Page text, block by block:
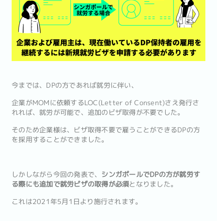
今までは、DPの方であれば就労に伴い、
企業がMOMに依頼するLOC(Letter of Consent)さえ発行さ
れれば、就労が可能で、追加のビザ取得が不要でした。
そのため企業様は、ビザ取得不要で雇うことができるDPの方
を採用することができました。
しかしながら今回の発表で、 シンガポールでDPの方が就労す
る際にも追加で就労ビザの取得が必須となりました。
これは2021年5月1日より施行されます。